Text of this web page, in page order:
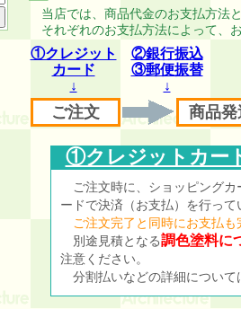
当店では、商品代金のお支払方法
それぞれのお支払方法によって、
①クレジット
カード
↓
②銀行振込
③郵便振替
↓
ご注文 商品発
①クレジットカー
ご注文時に、ショッピングカ
ードで決済（お支払）を行って
ご注文完了と同時にお支払も
別途見積となる調色塗料に
注意ください。
分割払いなどの詳細について